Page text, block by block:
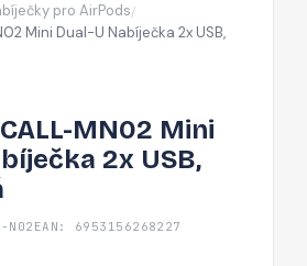
pro AirPods/
Mini Dual-U Nabíječka 2x USB,
MN02 Mini
2x USB,
N02 EAN: 6953156268227